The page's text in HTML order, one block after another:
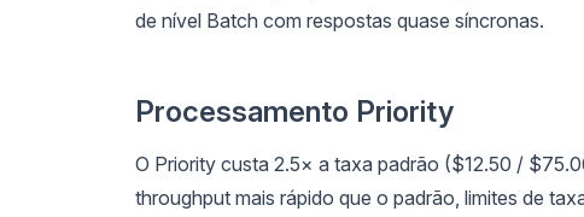
de nível Batch com respostas quase síncronas.
Processamento Priority
O Priority custa 2.5× a taxa padrão ($12.50 /
throughput mais rápido que o padrão, limites de